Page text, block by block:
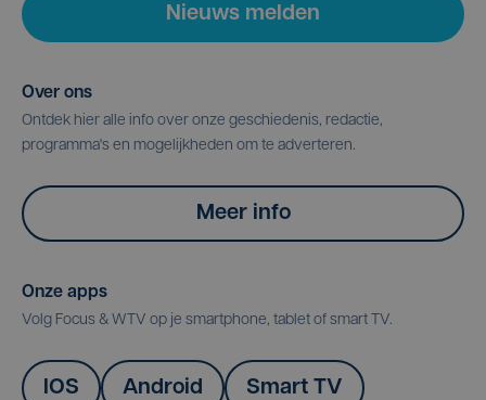
Nieuws melden
Over ons
Ontdek hier alle info over onze geschiedenis, redactie,
programma's en mogelijkheden om te adverteren.
Meer info
Onze apps
Volg Focus & WTV op je smartphone, tablet of smart TV.
IOS Android Smart TV